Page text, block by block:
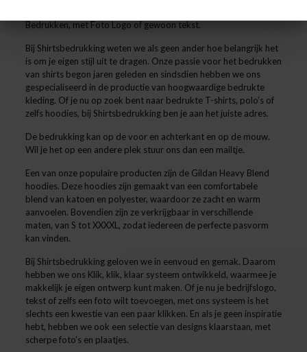
Bedrukken, met Foto Logo of gewoon tekst.
Bij Shirtsbedrukking weten we als geen ander hoe belangrijk het
is om je eigen stijl uit te dragen. Onze passie voor het bedrukken
van shirts begon jaren geleden en sindsdien hebben we ons
gespecialiseerd in de productie van hoogwaardige bedrukte
kleding. Of je nu op zoek bent naar bedrukte T-shirts, polo’s of
zelfs hoodies, bij Shirtsbedrukking ben je aan het juiste adres.
De bedrukking kan op de voor en achterkant en op de mouw.
Wil je het op een andere plek stuur ons dan een mailtje.
Een van onze populaire producten zijn de Gildan Heavy Blend
hoodies. Deze hoodies zijn gemaakt van een comfortabele
blend van katoen en polyester, waardoor ze zacht en warm
aanvoelen. Bovendien zijn ze verkrijgbaar in verschillende
maten, van S tot XXXXL, zodat iedereen de perfecte pasvorm
kan vinden.
Bij Shirtsbedrukking geloven we in eenvoud en gemak. Daarom
hebben we ons Klik, klik, klaar systeem ontwikkeld, waarmee je
makkelijk je eigen ontwerp kunt maken. Of je nu je bedrijfslogo,
tekst of zelfs een foto wilt toevoegen, met ons systeem is het
slechts een kwestie van een paar klikken. En als je geen inspiratie
hebt, hebben we ook een selectie van designs klaarstaan, met
scherpe foto’s en plaatjes.